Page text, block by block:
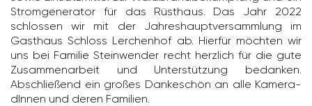
Strom­ge­ne­rator für das Rüst­haus. Das Jahr 2022
schlossen wir mit der Jahres­haupt­ver­samm­lung im
Gast­haus Schloss Lerchenhof ab. Hierfür möchten wir
uns bei Familie Stein­wender recht herz­lich für die gute
Zusam­men­ar­beit und Unter­stüt­zung bedanken.
Abschlie­ßend ein großes Danke­schön an alle Kame­ra­
dInnen und deren Fami­lien.